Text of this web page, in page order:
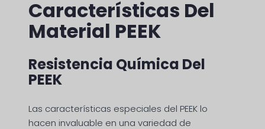
Características Del
Material PEEK
Resistencia Química Del
PEEK
Las características especiales del PEEK lo
hacen invaluable en una variedad de